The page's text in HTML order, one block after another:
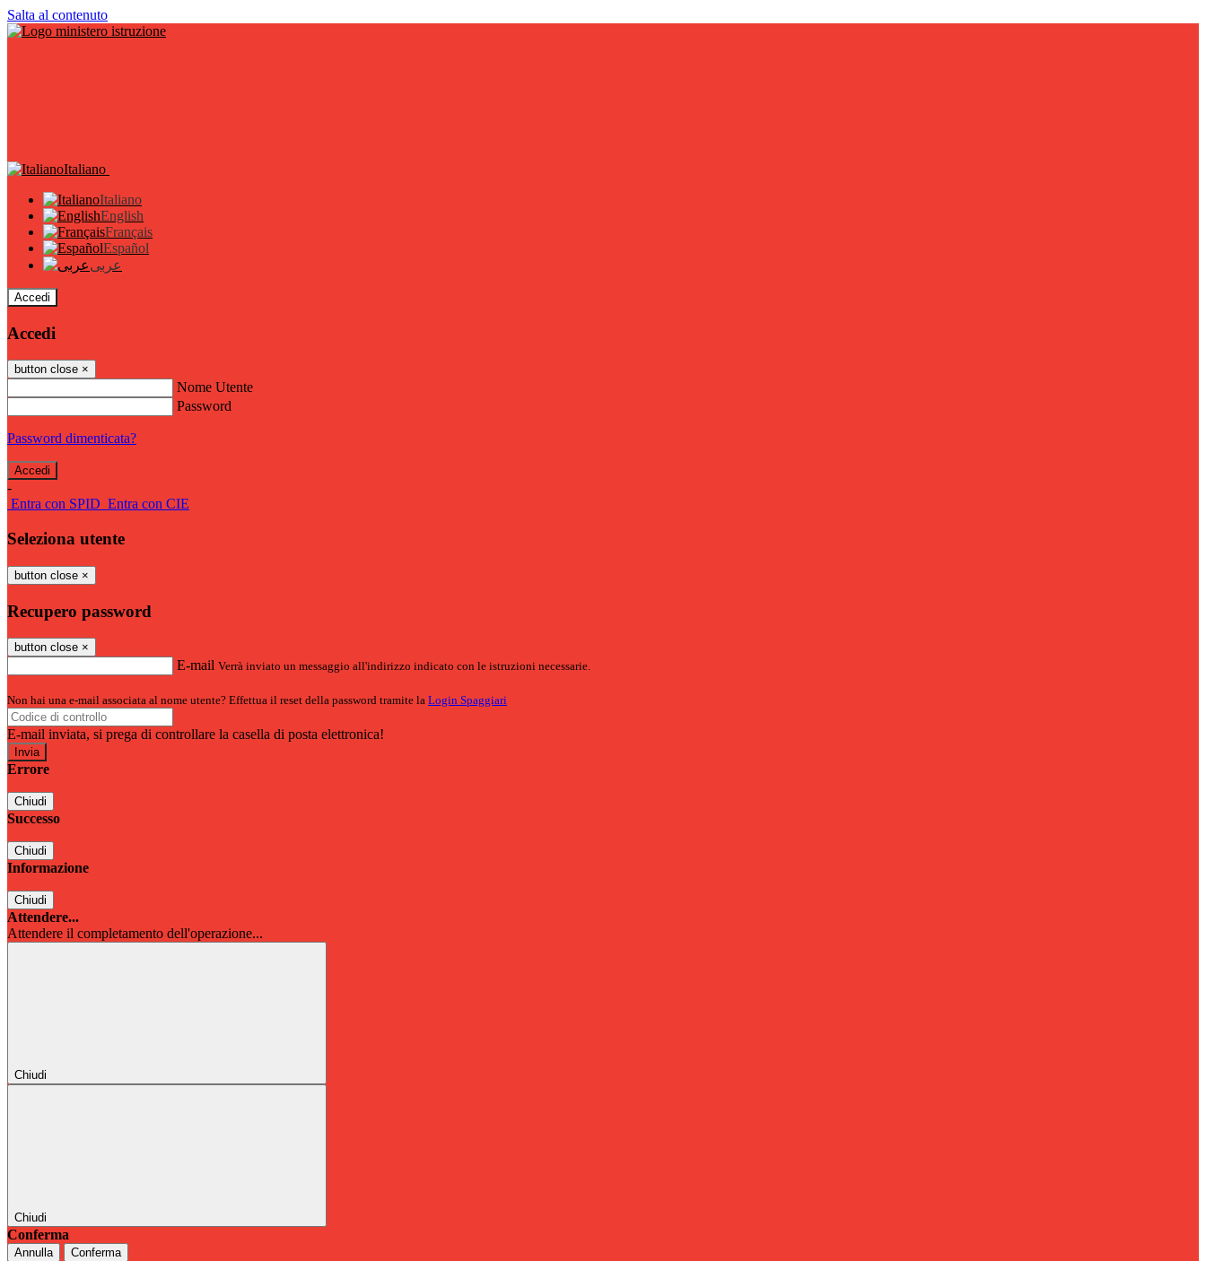
Salta al contenuto
Italiano
Italiano
English
Français
Español
عربى
Accedi
Accedi
button close ×
Nome Utente
Password
Password dimenticata?
-
Entra con SPID Entra con CIE
Seleziona utente
button close ×
Recupero password
button close ×
E-mail Verrà inviato un messaggio all'indirizzo indicato con le istruzioni necessarie.
Non hai una e-mail associata al nome utente? Effettua il reset della password tramite la Login Spaggiari
E-mail inviata, si prega di controllare la casella di posta elettronica!
Errore
Chiudi
Successo
Chiudi
Informazione
Chiudi
Attendere...
Attendere il completamento dell'operazione...
Chiudi
Chiudi
Conferma
Annulla Conferma